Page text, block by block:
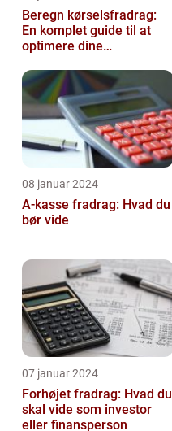
Beregn kørselsfradrag:
En komplet guide til at
optimere dine
08 januar 2024
A-kasse fradrag: Hvad du
bør vide
07 januar 2024
Forhøjet fradrag: Hvad du
skal vide som investor
eller finansperson